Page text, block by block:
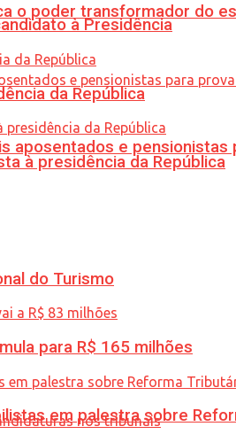
o poder transformador do
aposentados e pensionistas
à Presidência
da República
à presidência da República
do Turismo
para R$ 165 milhões
em palestra sobre